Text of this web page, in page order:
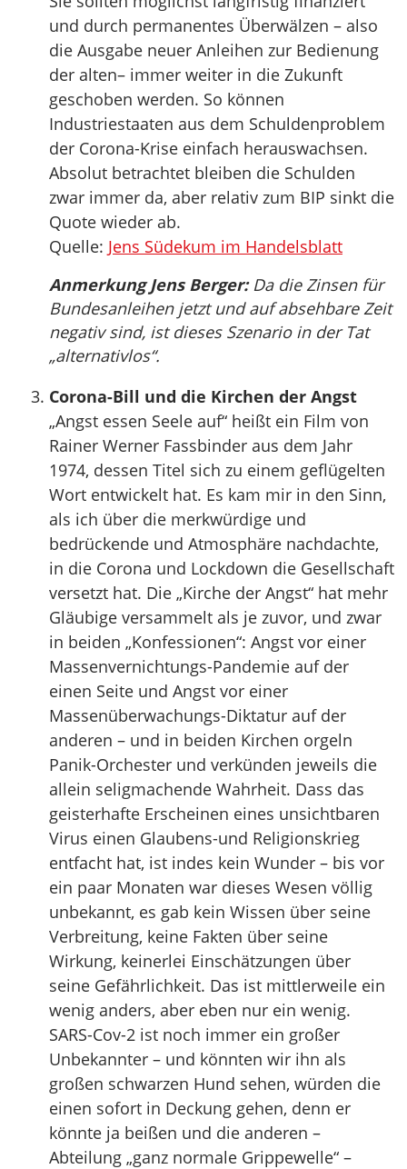
und durch permanentes Überwälzen – also
die Ausgabe neuer Anleihen zur Bedienung
der alten– immer weiter in die Zukunft
geschoben werden. So können
Industriestaaten aus dem Schuldenproblem
der Corona-Krise einfach herauswachsen.
Absolut betrachtet bleiben die Schulden
zwar immer da, aber relativ zum BIP sinkt die
Quote wieder ab.
Quelle: Jens Südekum im Handelsblatt
Anmerkung Jens Berger:Da die Zinsen für
Bundesanleihen jetzt und auf absehbare Zeit
negativ sind, ist dieses Szenario in der Tat
„alternativlos“.
Corona-Bill und die Kirchen der Angst
„Angst essen Seele auf“ heißt ein Film von
Rainer Werner Fassbinder aus dem Jahr
1974, dessen Titel sich zu einem geflügelten
Wort entwickelt hat. Es kam mir in den Sinn,
als ich über die merkwürdige und
bedrückende und Atmosphäre nachdachte,
in die Corona und Lockdown die Gesellschaft
versetzt hat. Die „Kirche der Angst“ hat mehr
Gläubige versammelt als je zuvor, und zwar
in beiden „Konfessionen“: Angst vor einer
Massenvernichtungs-Pandemie auf der
einen Seite und Angst vor einer
Massenüberwachungs-Diktatur auf der
anderen – und in beiden Kirchen orgeln
Panik-Orchester und verkünden jeweils die
allein seligmachende Wahrheit. Dass das
geisterhafte Erscheinen eines unsichtbaren
Virus einen Glaubens-und Religionskrieg
entfacht hat, ist indes kein Wunder – bis vor
ein paar Monaten war dieses Wesen völlig
unbekannt, es gab kein Wissen über seine
Verbreitung, keine Fakten über seine
Wirkung, keinerlei Einschätzungen über
seine Gefährlichkeit. Das ist mittlerweile ein
wenig anders, aber eben nur ein wenig.
SARS-Cov-2 ist noch immer ein großer
Unbekannter – und könnten wir ihn als
großen schwarzen Hund sehen, würden die
einen sofort in Deckung gehen, denn er
könnte ja beißen und die anderen –
Abteilung „ganz normale Grippewelle“ –